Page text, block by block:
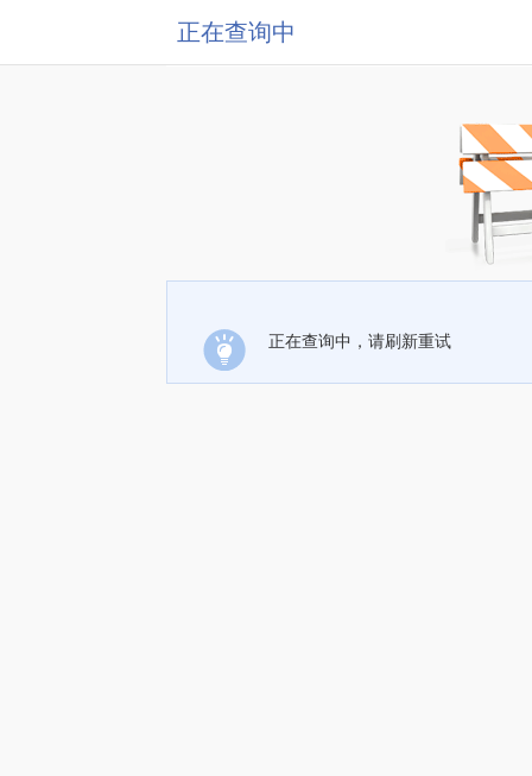
正在查询中
正在查询中，请刷新重试